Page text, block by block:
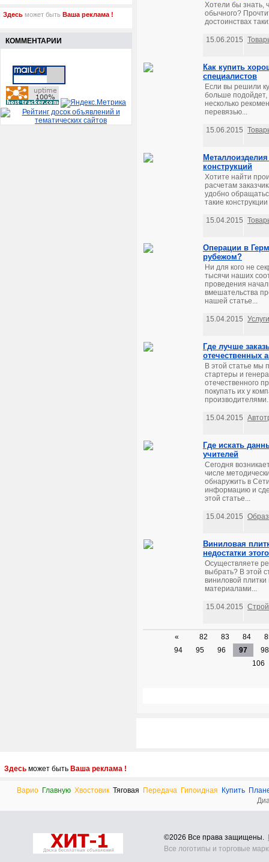
Хотели бы знать,
обычного?
достоинствах
15.06.2015
Как купить
специалистов
Если вы решили
больше
несколько
перевязью...
15.06.2015
конструкций
Хотите найти
расчетам
удобно
такие
15.04.2015
Операции в
рубежом?
Ни для кого не
тысячи наших
проведения
вмешательства
нашей статье...
15.04.2015 Услуги
Где лучше
отечественных
В этой статье мы
стартеры и
отечественного
покупать их у
15.04.2015
Где искать
учителей
Сегодня
числе
обнаружить в
информацию и
этой статье...
15.04.2015
Виниловая
недостатки
Осуществляете
выбрать? В этой
виниловой
материалами...
15.04.2015
« 82 83 84
94
95 96 97
98
106
Здесь может быть Ваша реклама !
КОММЕНТАРИИ
Здесь может быть Ваша реклама !
Bapио Главную Хвостовик Тяговая Передача Гипоидная Купить
©2026 Все права защищены.
Все логотипы и торговые